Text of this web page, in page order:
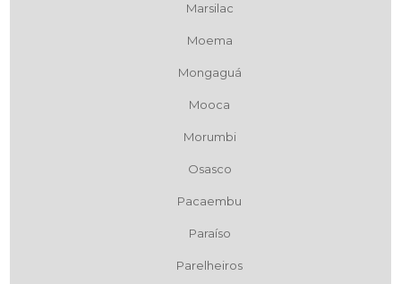
Marsilac
Moema
Mongaguá
Mooca
Morumbi
Osasco
Pacaembu
Paraíso
Parelheiros